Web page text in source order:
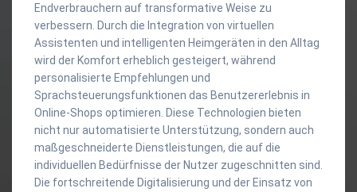
Endverbrauchern auf transformative Weise zu
verbessern. Durch die Integration von virtuellen
Assistenten und intelligenten Heimgeräten in den Alltag
wird der Komfort erheblich gesteigert, während
personalisierte Empfehlungen und
Sprachsteuerungsfunktionen das Benutzererlebnis in
Online-Shops optimieren. Diese Technologien bieten
nicht nur automatisierte Unterstützung, sondern auch
maßgeschneiderte Dienstleistungen, die auf die
individuellen Bedürfnisse der Nutzer zugeschnitten sind.
Die fortschreitende Digitalisierung und der Einsatz von